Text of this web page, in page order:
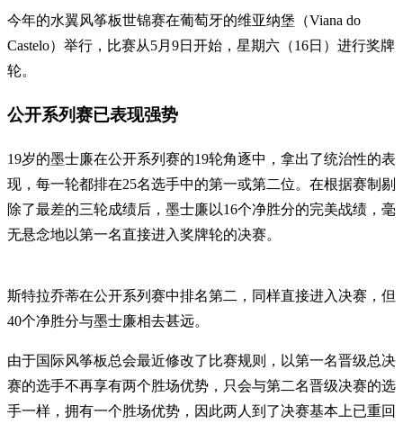
今年的水翼风筝板世锦赛在葡萄牙的维亚纳堡（Viana do
Castelo）举行，比赛从5月9日开始，星期六（16日）进行奖牌
轮。
公开系列赛已表现强势
19岁的墨士廉在公开系列赛的19轮角逐中，拿出了统治性的表
现，每一轮都排在25名选手中的第一或第二位。在根据赛制剔
除了最差的三轮成绩后，墨士廉以16个净胜分的完美战绩，毫
无悬念地以第一名直接进入奖牌轮的决赛。
斯特拉乔蒂在公开系列赛中排名第二，同样直接进入决赛，但
40个净胜分与墨士廉相去甚远。
由于国际风筝板总会最近修改了比赛规则，以第一名晋级总决
赛的选手不再享有两个胜场优势，只会与第二名晋级决赛的选
手一样，拥有一个胜场优势，因此两人到了决赛基本上已重回